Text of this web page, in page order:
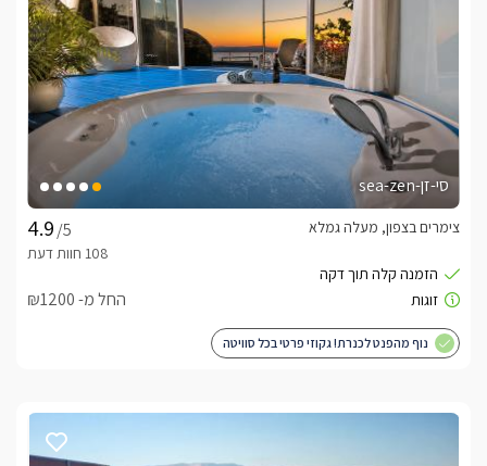
לצפייה באטרקציות ומסעדות בקרבת נופי גמלא -
לחצו כאן
סי-זן-sea-zen
/5
צימרים בצפון, מעלה גמלא
החל מ- ₪1200
נוף מהפנט לכנרת! גקוזי פרטי בכל סוויטה